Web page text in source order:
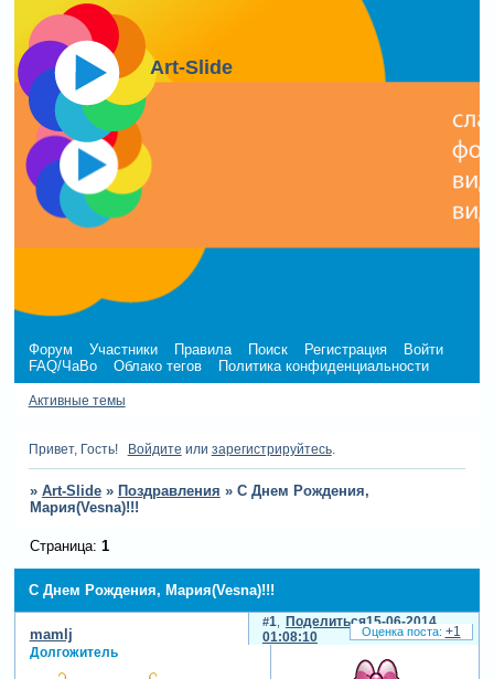
Art-Slide
Форум Участники Правила Поиск Регистрация
Войти
FAQ/ЧаВо
Облако тегов Политика конфиденциальности
Активные темы
Привет, Гость! Войдите или зарегистрируйтесь.
» Art-Slide » Поздравления » С Днем Рождения,
Мария(Vesna)!!!
С Днем Рождения, Мария(Vesna)!!!
Страница: 1
Поделиться
1
15-06-2014
01:08:10
mamlj
Долгожитель
+1